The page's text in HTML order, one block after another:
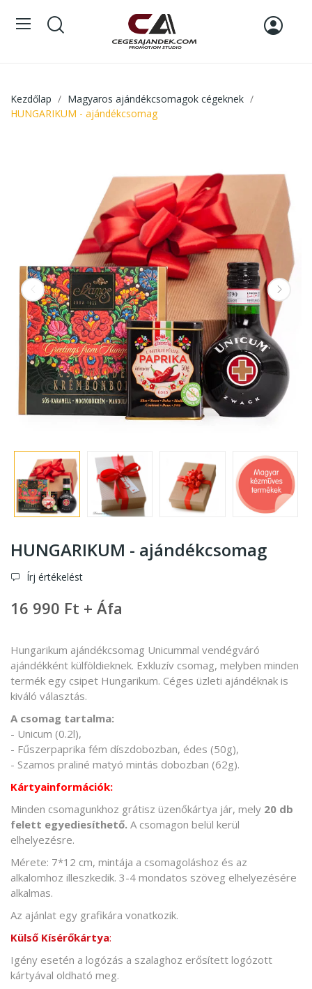
Kezdőlap
Magyaros ajándékcsomagok cégeknek
HUNGARIKUM - ajándékcsomag
HUNGARIKUM - ajándékcsomag
Írj értékelést
16 990 Ft + Áfa
Hungarikum ajándékcsomag Unicummal vendégváró
ajándékként külföldieknek. Exkluzív csomag, melyben minden
termék egy csipet Hungarikum. Céges üzleti ajándéknak is
kiváló választás.
A csomag tartalma:
- Unicum (0.2l),
- Fűszerpaprika fém díszdobozban, édes (50g),
- Szamos praliné matyó mintás dobozban (62g).
Kártyainformációk:
Minden csomagunkhoz grátisz üzenőkártya jár, mely 20 db
felett egyediesíthető. A csomagon belül kerül
elhelyezésre.
Mérete: 7*12 cm, mintája a csomagoláshoz és az
alkalomhoz illeszkedik. 3-4 mondatos szöveg elhelyezésére
alkalmas.
Az ajánlat egy grafikára vonatkozik.
Külső Kísérőkártya:
Igény esetén a logózás a szalaghoz erősített logózott
kártyával oldható meg.